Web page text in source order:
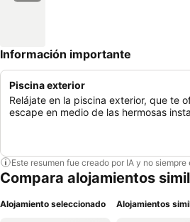
Información importante
Piscina exterior
Relájate en la piscina exterior, que te
escape en medio de las hermosas
Este resumen fue creado por IA y no
Compara alojamientos
Alojamiento seleccionado Alojamientos